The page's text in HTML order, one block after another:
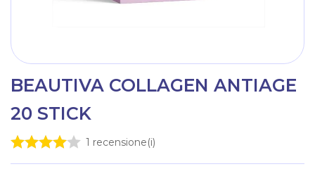
BEAUTIVA COLLAGEN ANTIAGE
20 STICK
1 recensione(i)